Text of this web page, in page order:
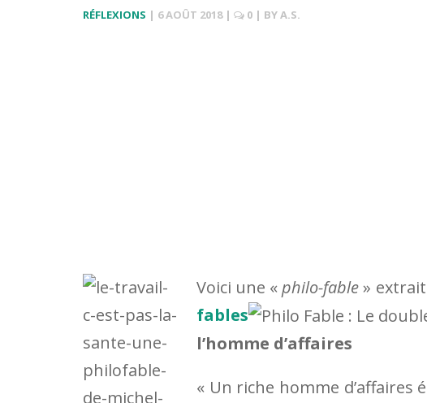
RÉFLEXIONS | 6 AOÛT 2018 | 0 | BYA.S.
Voici une «philo-fable»
fables
l’homme d’affaires
« Un riche homme d’affaires